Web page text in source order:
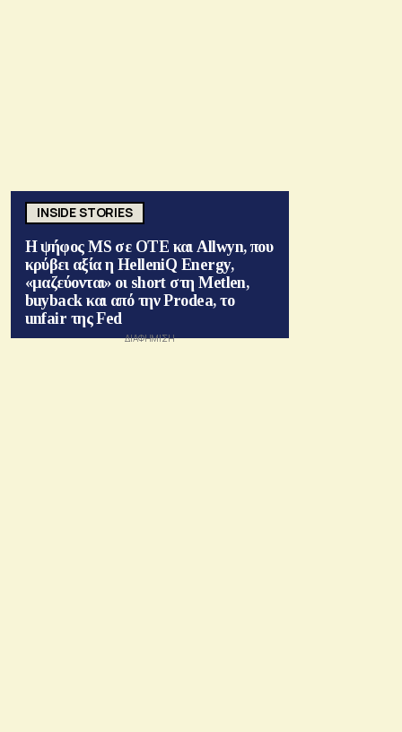
INSIDE STORIES
Η ψήφος MS σε ΟΤΕ και Allwyn, που
κρύβει αξία η HelleniQ Energy,
«μαζεύονται» οι short στη Metlen,
buyback και από την Prodea, το
unfair της Fed